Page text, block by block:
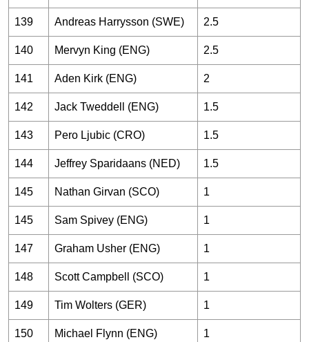
139 Andreas Harrysson (SWE) 2.5
140 Mervyn King (ENG) 2.5
141 Aden Kirk (ENG) 2
142 Jack Tweddell (ENG) 1.5
143 Pero Ljubic (CRO) 1.5
144 Jeffrey Sparidaans (NED) 1.5
145 Nathan Girvan (SCO) 1
145 Sam Spivey (ENG) 1
147 Graham Usher (ENG) 1
148 Scott Campbell (SCO) 1
149 Tim Wolters (GER) 1
150 Michael Flynn (ENG) 1